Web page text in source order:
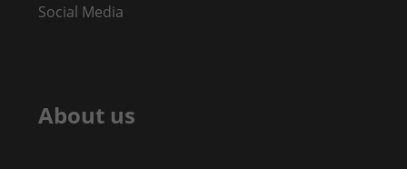
Social Media
About us